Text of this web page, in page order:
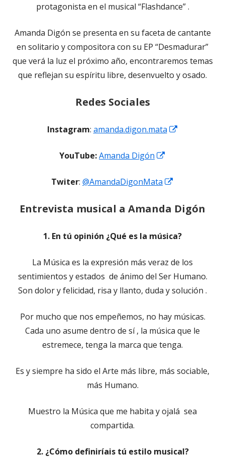
protagonista en el musical “Flashdance” .
Amanda Digón se presenta en su faceta de cantante
en solitario y compositora con su EP “Desmadurar”
que verá la luz el próximo año, encontraremos temas
que reflejan su espíritu libre, desenvuelto y osado.
Redes Sociales
Instagram: amanda.digon.mata
YouTube:Amanda Digón
una
nueva
Twiter: @AmandaDigonMata
una
nueva
Entrevista musical a Amanda Digón
1. En tú opinión ¿Qué es la música?
La Música es la expresión más veraz de los
sentimientos y estados de ánimo del Ser Humano.
Son dolor y felicidad, risa y llanto, duda y solución .
Por mucho que nos empeñemos, no hay músicas.
Cada uno asume dentro de sí , la música que le
estremece, tenga la marca que tenga.
Es y siempre ha sido el Arte más libre, más sociable,
más Humano.
Muestro la Música que me habita y ojalá sea
compartida.
2. ¿Cómo definiríais tú estilo musical?